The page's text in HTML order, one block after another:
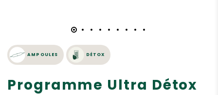
AMPOULES DÉTOX
Programme Ultra Détox